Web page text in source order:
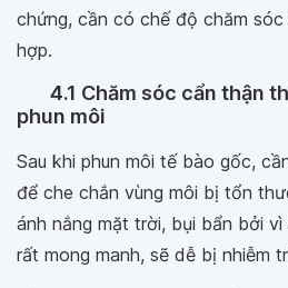
chứng, cần có chế độ chăm sóc
hợp.
4.1 Chăm sóc cẩn thận
phun môi
Sau khi phun môi tế bào gốc,
để che chắn vùng môi bị tổn
ánh nắng mặt trời, bụi bẩn bởi
rất mong manh, sẽ dễ bị nhiễm